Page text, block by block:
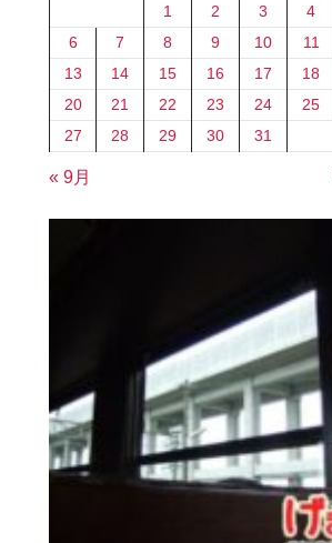
1
2 3 4
6
7 8 9 10 11
13
14 15 16 17 18
20
21 22 23 24 25
27
28 29 30 31
« 9月